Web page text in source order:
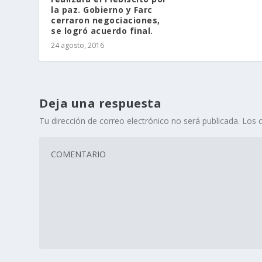
la paz. Gobierno y Farc
cerraron negociaciones,
se logró acuerdo final.
24 agosto, 2016
Deja una respuesta
Tu dirección de correo electrónico no será publicada. Los